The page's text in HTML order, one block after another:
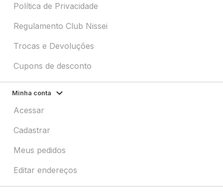
Política de Privacidade
Regulamento Club Nissei
Trocas e Devoluções
Cupons de desconto
Minha conta
Acessar
Cadastrar
Meus pedidos
Editar endereços